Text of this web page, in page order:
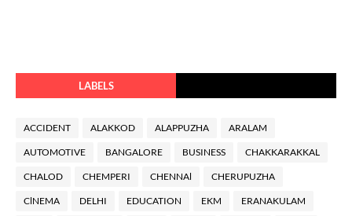
LABELS
ACCIDENT ALAKKOD ALAPPUZHA ARALAM
AUTOMOTIVE BANGALORE BUSINESS CHAKKARAKKAL
CHALOD CHEMPERI CHENNAl CHERUPUZHA
ClNEMA DELHI EDUCATION EKM ERANAKULAM